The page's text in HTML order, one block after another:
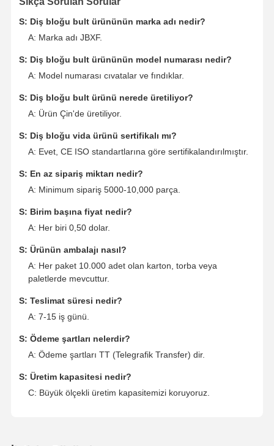
S: Diş bloğu bult ürününün marka adı nedir?
A: Marka adı JBXF.
S: Diş bloğu bult ürününün model numarası nedir?
A: Model numarası cıvatalar ve fındıklar.
S: Diş bloğu bult ürünü nerede üretiliyor?
A: Ürün Çin'de üretiliyor.
S: Diş bloğu vida ürünü sertifikalı mı?
A: Evet, CE ISO standartlarına göre sertifikalandırılmıştır.
S: En az sipariş miktarı nedir?
A: Minimum sipariş 5000-10,000 parça.
S: Birim başına fiyat nedir?
A: Her biri 0,50 dolar.
S: Ürünün ambalajı nasıl?
A: Her paket 10.000 adet olan karton, torba veya
paletlerde mevcuttur.
S: Teslimat süresi nedir?
A: 7-15 iş günü.
S: Ödeme şartları nelerdir?
A: Ödeme şartları TT (Telegrafik Transfer) dir.
S: Üretim kapasitesi nedir?
C: Büyük ölçekli üretim kapasitemizi koruyoruz.